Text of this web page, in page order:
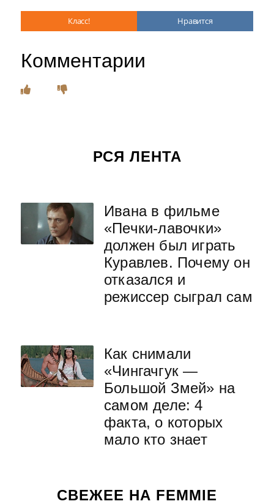
Класс! Нравится
Комментарии
РСЯ ЛЕНТА
Ивана в фильме
«Печки-лавочки»
должен был играть
Куравлев. Почему он
отказался и
режиссер сыграл сам
Как снимали
«Чингачгук —
Большой Змей» на
самом деле: 4
факта, о которых
мало кто знает
СВЕЖЕЕ НА FEMMIE